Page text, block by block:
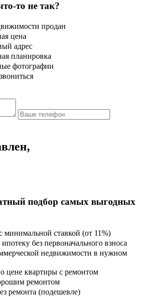
то не так?
продан
цена
адрес
планировка
фотографии
подбор самых выгодных
минимальной ставкой (от 11%)
без первоначального взноса
недвижимости в нужном
цене квартиры с ремонтом
ремонтом
ремонта (подешевле)